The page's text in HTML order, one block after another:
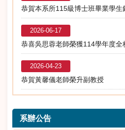
恭賀本系所115級博士班畢業學生
2026-06-17
恭喜吳思蓉老師榮獲114學年度全
2026-04-23
恭賀黃馨儀老師榮升副教授
系辦公告